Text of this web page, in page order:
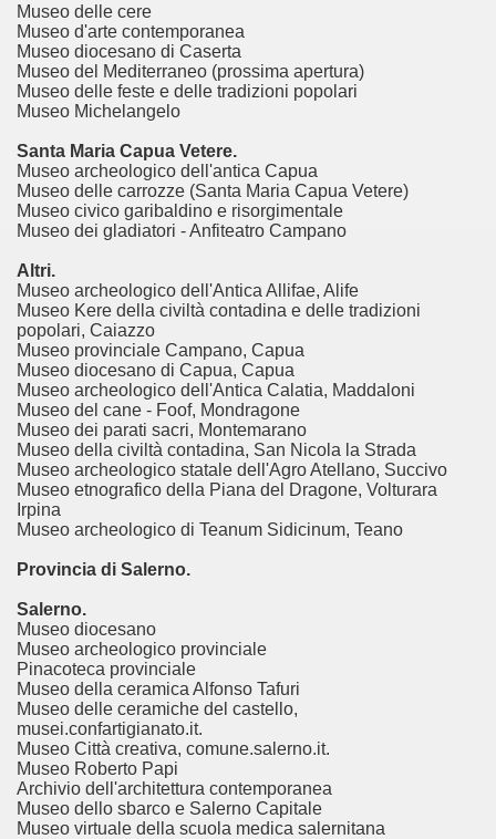
Museo delle cere
Museo d'arte contemporanea
Museo diocesano di Caserta
Museo del Mediterraneo (prossima apertura)
Museo delle feste e delle tradizioni popolari
Museo Michelangelo
Santa Maria Capua Vetere.
Museo archeologico dell'antica Capua
Museo delle carrozze (Santa Maria Capua Vetere)
Museo civico garibaldino e risorgimentale
Museo dei gladiatori - Anfiteatro Campano
Altri.
Museo archeologico dell'Antica Allifae, Alife
Museo Kere della civiltà contadina e delle tradizioni
popolari, Caiazzo
Museo provinciale Campano, Capua
Museo diocesano di Capua, Capua
Museo archeologico dell'Antica Calatia, Maddaloni
Museo del cane - Foof, Mondragone
Museo dei parati sacri, Montemarano
Museo della civiltà contadina, San Nicola la Strada
Museo archeologico statale dell'Agro Atellano, Succivo
Museo etnografico della Piana del Dragone, Volturara
Irpina
Museo archeologico di Teanum Sidicinum, Teano
Provincia di Salerno.
Salerno.
Museo diocesano
Museo archeologico provinciale
Pinacoteca provinciale
Museo della ceramica Alfonso Tafuri
Museo delle ceramiche del castello,
musei.confartigianato.it.
Museo Città creativa, comune.salerno.it.
Museo Roberto Papi
Archivio dell'architettura contemporanea
Museo dello sbarco e Salerno Capitale
Museo virtuale della scuola medica salernitana